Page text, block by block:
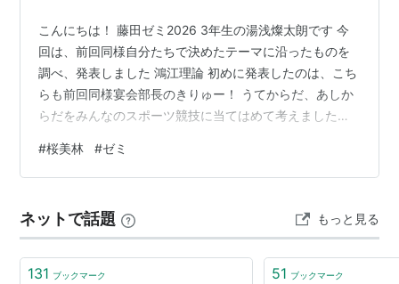
こんにちは！ 藤田ゼミ2026 3年生の湯浅燦太朗です 今
回は、前回同様自分たちで決めたテーマに沿ったものを
調べ、発表しました 鴻江理論 初めに発表したのは、こち
らも前回同様宴会部長のきりゅー！ うてからだ、あしか
らだをみんなのスポーツ競技に当てはめて考えました！
ーツ競技に当てはめてもその人には当てはまらなかった
りとハプニングがたくさん！！！！ 来週までに評価方法
あるテーマ5個！ 次に発表したのは、僕湯浅でした！ 僕
の今回の宿題は前回まで考えてきたものが解決したので
テーマを5個考えてくるも…
#桜美林 #ゼミ
ネットで話題 もっと見る
131 ブックマーク 51 ブックマーク